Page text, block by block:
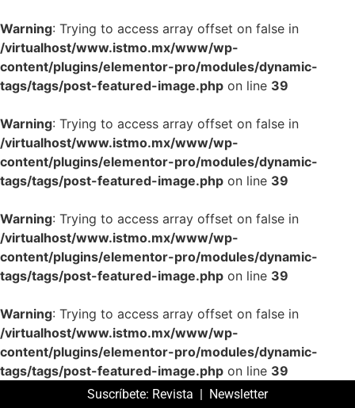
Warning: Trying to access array offset on false in
/virtualhost/www.istmo.mx/www/wp-
content/plugins/elementor-pro/modules/dynamic-
tags/tags/post-featured-image.php on line 39
Warning: Trying to access array offset on false in
/virtualhost/www.istmo.mx/www/wp-
content/plugins/elementor-pro/modules/dynamic-
tags/tags/post-featured-image.php on line 39
Warning: Trying to access array offset on false in
/virtualhost/www.istmo.mx/www/wp-
content/plugins/elementor-pro/modules/dynamic-
tags/tags/post-featured-image.php on line 39
Warning: Trying to access array offset on false in
/virtualhost/www.istmo.mx/www/wp-
content/plugins/elementor-pro/modules/dynamic-
tags/tags/post-featured-image.php on line 39
Suscríbete: Revista | Newsletter